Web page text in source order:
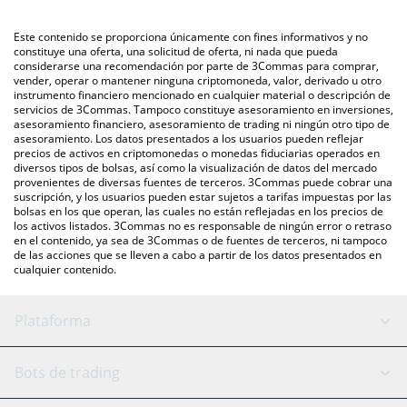
También puedes utilizar nuestra tabla de precios de ShareToken
que se encuentra arriba para verificar el último precio de
ShareToken en las principales monedas fiduciarias y
criptomonedas.
otras.
Este contenido se proporciona únicamente con fines informativos y no
constituye una oferta, una solicitud de oferta, ni nada que pueda
considerarse una recomendación por parte de 3Commas para comprar,
vender, operar o mantener ninguna criptomoneda, valor, derivado u otro
instrumento financiero mencionado en cualquier material o descripción de
servicios de 3Commas. Tampoco constituye asesoramiento en inversiones,
asesoramiento financiero, asesoramiento de trading ni ningún otro tipo de
asesoramiento. Los datos presentados a los usuarios pueden reflejar
precios de activos en criptomonedas o monedas fiduciarias operados en
diversos tipos de bolsas, así como la visualización de datos del mercado
provenientes de diversas fuentes de terceros. 3Commas puede cobrar una
suscripción, y los usuarios pueden estar sujetos a tarifas impuestas por las
bolsas en los que operan, las cuales no están reflejadas en los precios de
los activos listados. 3Commas no es responsable de ningún error o retraso
en el contenido, ya sea de 3Commas o de fuentes de terceros, ni tampoco
de las acciones que se lleven a cabo a partir de los datos presentados en
cualquier contenido.
Plataforma
Bot GRID
Bots de trading